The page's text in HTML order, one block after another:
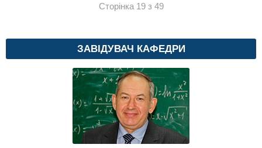
Сторінка 19 з 49
ЗАВІДУВАЧ КАФЕДРИ